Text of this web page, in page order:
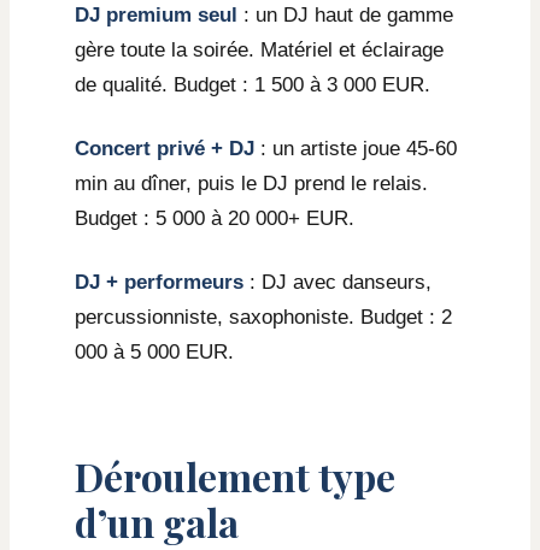
DJ premium seul : un DJ haut de gamme
gère toute la soirée. Matériel et éclairage
de qualité. Budget : 1 500 à 3 000 EUR.
Concert privé + DJ: un artiste joue 45-60
min au dîner, puis le DJ prend le relais.
Budget : 5 000 à 20 000+ EUR.
DJ + performeurs: DJ avec danseurs,
percussionniste, saxophoniste. Budget : 2
000 à 5 000 EUR.
Déroulement type
d’un gala